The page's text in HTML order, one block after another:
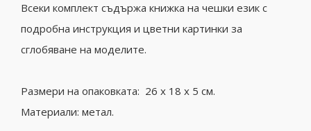
Всеки комплект съдържа книжка на чешки език с
подробна инструкция и цветни картинки за
сглобяване на моделите.
Размери на опаковката: 26 х 18 х 5 см.
Материали: метал.